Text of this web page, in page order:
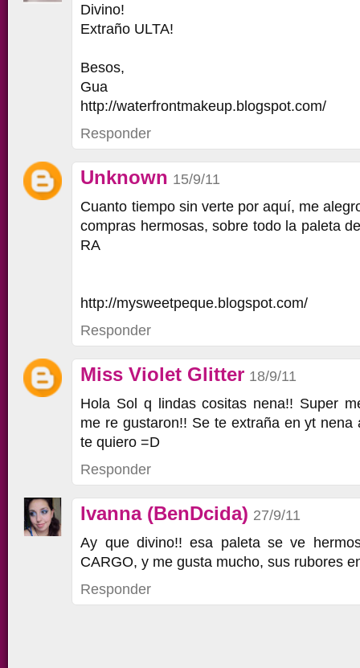
Divino!
Extraño ULTA!
Besos,
Gua
http://waterfrontmakeup.blogspot.com/
Responder
Unknown 15/9/11
Cuanto tiempo sin verte por aquí, me
compras hermosas, sobre todo la paleta
RA
http://mysweetpeque.blogspot.com/
Responder
Miss Violet Glitter 18/9/11
Hola Sol q lindas cositas nena!! Super
me re gustaron!! Se te extraña en yt nena
te quiero =D
Responder
Ivanna (BenDcida) 27/9/11
Ay que divino!! esa paleta se ve
CARGO, y me gusta mucho, sus rubores
Responder